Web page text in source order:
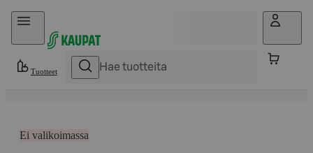
Hyppää sisältöön
Tuotteet
Ei valikoimassa